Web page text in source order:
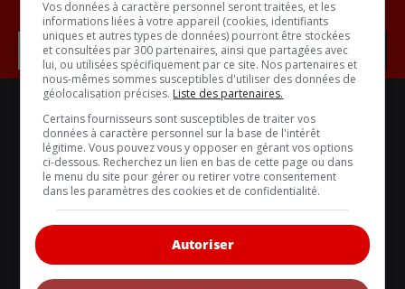
LIENS UTILES
ACTUALITÉS
BANCS D'ESSAIS
VOITURES NEUVES
VOITURES ÉCOLOS
VOITURES CLASSIQUES
Vos données à caractère personnel seront traitées, et les
informations liées à votre appareil (cookies, identifiants
uniques et autres types de données) pourront être stockées
et consultées par 300 partenaires, ainsi que partagées avec
lui, ou utilisées spécifiquement par ce site. Nos partenaires et
nous-mêmes sommes susceptibles d'utiliser des données de
géolocalisation précises. Liste des partenaires.
Certains fournisseurs sont susceptibles de traiter vos
données à caractère personnel sur la base de l'intérêt
légitime. Vous pouvez vous y opposer en gérant vos options
ci-dessous. Recherchez un lien en bas de cette page ou dans
le menu du site pour gérer ou retirer votre consentement
dans les paramètres des cookies et de confidentialité.
Autoriser